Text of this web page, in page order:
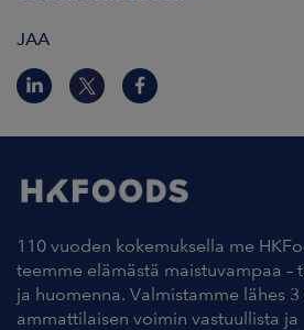
JAA
110 vuoden kokemuksella me
teemme elämästä maistuvampaa –
ja huomenna. Valmistamme lähes 3
ammattilaisen voimin vastuullista ja